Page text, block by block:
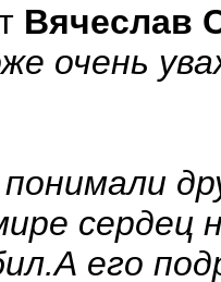
Вячеслав
очень
сердец
его